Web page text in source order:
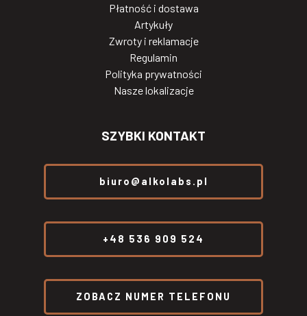
Płatność i dostawa
Artykuły
Zwroty i reklamacje
Regulamin
Polityka prywatności
Nasze lokalizacje
SZYBKI KONTAKT
biuro@alkolabs.pl
+48 536 909 524
ZOBACZ NUMER TELEFONU